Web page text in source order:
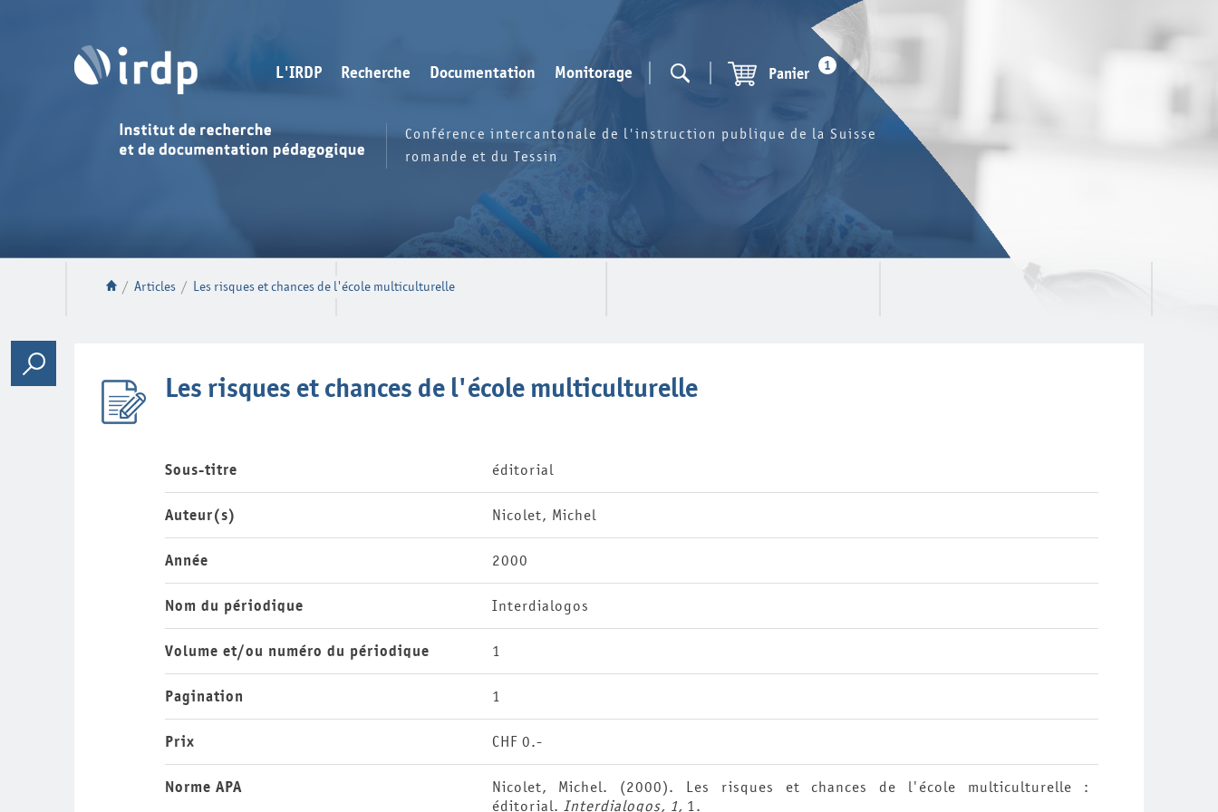
L'IRDP Recherche Documentation Monitorage Panier
1
Conférence intercantonale de l'instruction publique de la Suisse
romande et du Tessin
/ Articles / Les risques et chances de l'école multiculturelle
Les risques et chances de l'école multiculturelle
Sous-titre éditorial
Auteur(s) Nicolet, Michel
Année 2000
Nom du périodique Interdialogos
Volume et/ou numéro du périodique 1
Pagination 1
Prix CHF 0.-
Norme APA
Nicolet, Michel. (2000). Les risques et chances de l'école multiculturelle :
éditorial. Interdialogos, 1, 1.